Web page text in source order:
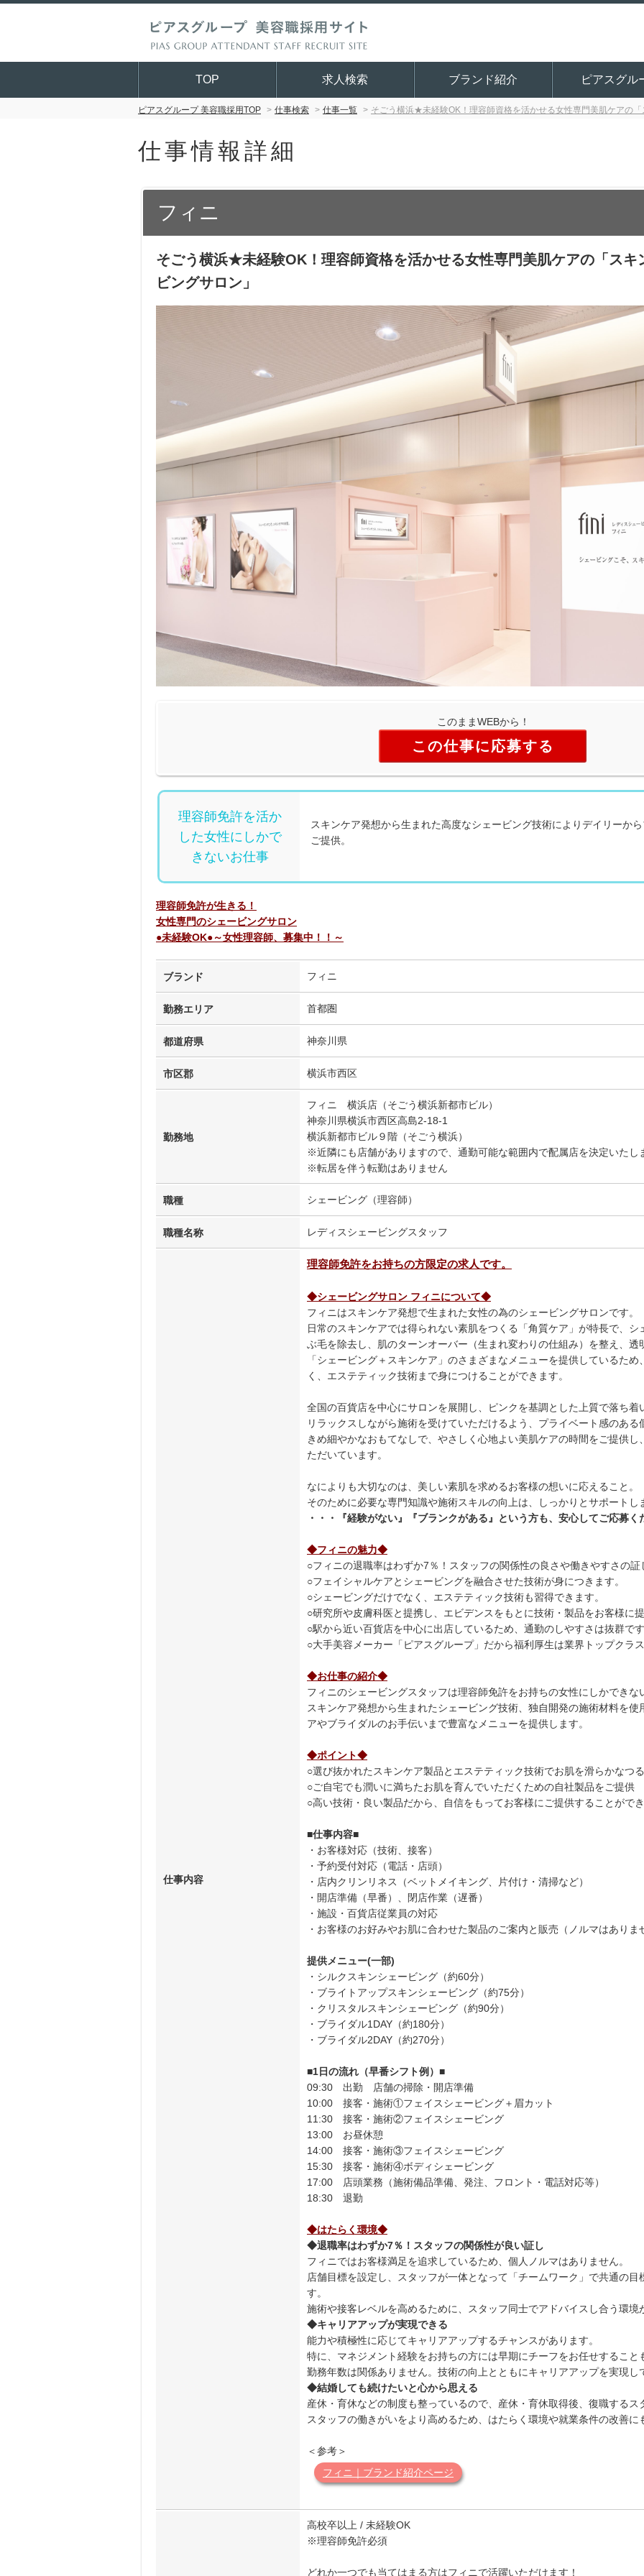
TOP 求人検索 ブランド紹介 ピアスグル
ピアスグループ 美容職採用TOP 仕事検索 仕事一覧 そごう横浜★未経験OK！理容師資格を活かせる女性専門美肌ケアの
仕事情報詳細
フィニ
そごう横浜★未経験OK！理容師資格を活かせる女性専門美肌ケアの「スキ
ビングサロン」
このままWEBから！
この仕事に応募する
理容師免許を活か
した女性にしかで
きないお仕事
スキンケア発想から生まれた高度なシェービング技術によりデイリーか
ご提供。
理容師免許が生きる！
女性専門のシェービングサロン
●未経験OK●～女性理容師、募集中！！～
ブランド フィニ
勤務エリア 首都圏
都道府県 神奈川県
市区郡 横浜市西区
勤務地
フィニ 横浜店（そごう横浜新都市ビル）
神奈川県横浜市西区高島2-18-1
横浜新都市ビル９階（そごう横浜）
※近隣にも店舗がありますので、通勤可能な範囲内で配属店を決定いたし
※転居を伴う転勤はありません
職種 シェービング（理容師）
職種名称 レディスシェービングスタッフ
仕事内容
理容師免許をお持ちの方限定の求人です。
◆シェービングサロン フィニについて◆
フィニはスキンケア発想で生まれた女性の為のシェービングサロンです。
日常のスキンケアでは得られない素肌をつくる「角質ケア」が特長で、
ぶ毛を除去し、肌のターンオーバー（生まれ変わりの仕組み）を整え、
「シェービング＋スキンケア」のさまざまなメニューを提供しているた
く、エステティック技術まで身につけることができます。
全国の百貨店を中心にサロンを展開し、ピンクを基調とした上質で落ち
リラックスしながら施術を受けていただけるよう、プライベート感のあ
きめ細やかなおもてなしで、やさしく心地よい美肌ケアの時間をご提供
ただいています。
なによりも大切なのは、美しい素肌を求めるお客様の想いに応えること。
そのために必要な専門知識や施術スキルの向上は、しっかりとサポートし
・・・『経験がない』『ブランクがある』という方も、安心してご応募く
◆フィニの魅力◆
○フィニの退職率はわずか7％！スタッフの関係性の良さや働きやすさの証
○フェイシャルケアとシェービングを融合させた技術が身につきます。
○シェービングだけでなく、エステティック技術も習得できます。
○研究所や皮膚科医と提携し、エビデンスをもとに技術・製品をお客様に
○駅から近い百貨店を中心に出店しているため、通勤のしやすさは抜群で
○大手美容メーカー「ピアスグループ」だから福利厚生は業界トップクラ
◆お仕事の紹介◆
フィニのシェービングスタッフは理容師免許をお持ちの女性にしかできな
スキンケア発想から生まれたシェービング技術、独自開発の施術材料を
アやブライダルのお手伝いまで豊富なメニューを提供します。
◆ポイント◆
○選び抜かれたスキンケア製品とエステティック技術でお肌を滑らかなつ
○ご自宅でも潤いに満ちたお肌を育んでいただくための自社製品をご提供
○高い技術・良い製品だから、自信をもってお客様にご提供することがで
■仕事内容■
・お客様対応（技術、接客）
・予約受付対応（電話・店頭）
・店内クリンリネス（ベットメイキング、片付け・清掃など）
・開店準備（早番）、閉店作業（遅番）
・施設・百貨店従業員の対応
・お客様のお好みやお肌に合わせた製品のご案内と販売（ノルマはありま
提供メニュー(一部)
・シルクスキンシェービング（約60分）
・ブライトアップスキンシェービング（約75分）
・クリスタルスキンシェービング（約90分）
・ブライダル1DAY（約180分）
・ブライダル2DAY（約270分）
■1日の流れ（早番シフト例）■
09:30 出勤 店舗の掃除・開店準備
10:00 接客・施術①フェイスシェービング＋眉カット
11:30 接客・施術②フェイスシェービング
13:00 お昼休憩
14:00 接客・施術③フェイスシェービング
15:30 接客・施術④ボディシェービング
17:00 店頭業務（施術備品準備、発注、フロント・電話対応等）
18:30 退勤
◆はたらく環境◆
◆退職率はわずか7％！スタッフの関係性が良い証し
フィニではお客様満足を追求しているため、個人ノルマはありません。
店舗目標を設定し、スタッフが一体となって「チームワーク」で共通の
す。
施術や接客レベルを高めるために、スタッフ同士でアドバイスし合う環境
◆キャリアアップが実現できる
能力や積極性に応じてキャリアアップするチャンスがあります。
特に、マネジメント経験をお持ちの方には早期にチーフをお任せすること
勤務年数は関係ありません。技術の向上とともにキャリアアップを実現し
◆結婚しても続けたいと心から思える
産休・育休などの制度も整っているので、産休・育休取得後、復職するス
スタッフの働きがいをより高めるため、はたらく環境や就業条件の改善に
＜参考＞
フィニ｜ブランド紹介ページ
高校卒以上 / 未経験OK
※理容師免許必須
どれか一つでも当てはまる方はフィニで活躍いただけます！